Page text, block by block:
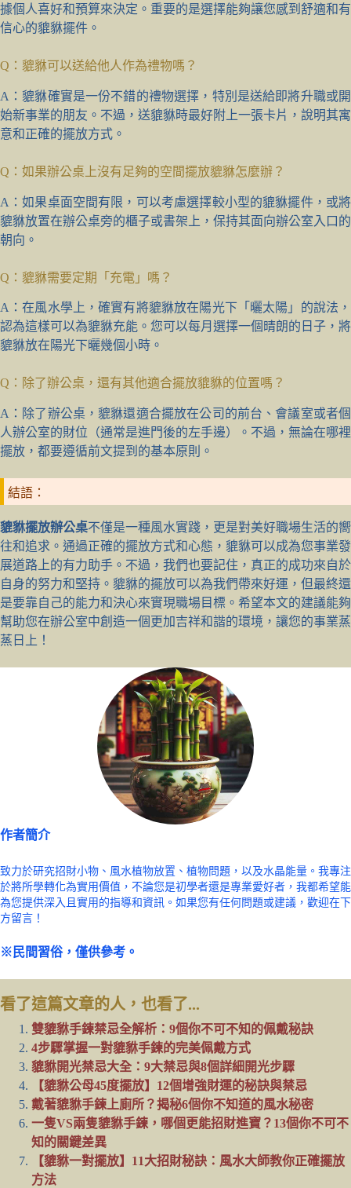
據個人喜好和預算來決定。重要的是選擇能夠讓您感到舒適和有
信心的貔貅擺件。
Q：貔貅可以送給他人作為禮物嗎？
A：貔貅確實是一份不錯的禮物選擇，特別是送給即將升職或開
始新事業的朋友。不過，送貔貅時最好附上一張卡片，說明其寓
意和正確的擺放方式。
Q：如果辦公桌上沒有足夠的空間擺放貔貅怎麼辦？
A：如果桌面空間有限，可以考慮選擇較小型的貔貅擺件，或將
貔貅放置在辦公桌旁的櫃子或書架上，保持其面向辦公室入口的
朝向。
Q：貔貅需要定期「充電」嗎？
A：在風水學上，確實有將貔貅放在陽光下「曬太陽」的說法，
認為這樣可以為貔貅充能。您可以每月選擇一個晴朗的日子，將
貔貅放在陽光下曬幾個小時。
Q：除了辦公桌，還有其他適合擺放貔貅的位置嗎？
A：除了辦公桌，貔貅還適合擺放在公司的前台、會議室或者個
人辦公室的財位（通常是進門後的左手邊）。不過，無論在哪裡
擺放，都要遵循前文提到的基本原則。
結語：
貔貅擺放辦公桌不僅是一種風水實踐，更是對美好職場生活的嚮
往和追求。通過正確的擺放方式和心態，貔貅可以成為您事業發
展道路上的有力助手。不過，我們也要記住，真正的成功來自於
自身的努力和堅持。貔貅的擺放可以為我們帶來好運，但最終還
是要靠自己的能力和決心來實現職場目標。希望本文的建議能夠
幫助您在辦公室中創造一個更加吉祥和諧的環境，讓您的事業蒸
蒸日上！
作者簡介
致力於研究招財小物、風水植物放置、植物問題，以及水晶能量。我專注
於將所學轉化為實用價值，不論您是初學者還是專業愛好者，我都希望能
為您提供深入且實用的指導和資訊。如果您有任何問題或建議，歡迎在下
方留言！
※民間習俗，僅供參考。
看了這篇文章的人，也看了...
雙貔貅手鍊禁忌全解析：9個你不可不知的佩戴秘訣
4步驟掌握一對貔貅手鍊的完美佩戴方式
貔貅開光禁忌大全：9大禁忌與8個詳細開光步驟
【貔貅公母45度擺放】12個增強財運的秘訣與禁忌
戴著貔貅手鍊上廁所？揭秘6個你不知道的風水秘密
一隻VS兩隻貔貅手鍊，哪個更能招財進寶？13個你不可不
知的關鍵差異
【貔貅一對擺放】11大招財秘訣：風水大師教你正確擺放
方法